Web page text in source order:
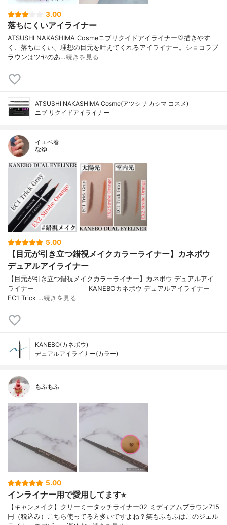
3.00
落ちにくいアイライナー
ATSUSHI NAKASHIMA Cosmeニブリクイドアイライナー♡描きやす
く、落ちにくい、理想の目元を叶えてくれるアイライナー。ショコラブ
ラウンはツヤのあ…続きを見る
ATSUSHI NAKASHIMA Cosme(アツシ ナカシマ コスメ)
ニブ リクイドアイライナー
イエベ春
なゆ
5.00
【目元が引き立つ錯視メイクカラーライナー】カネボウ
デュアルアイライナー
【目元が引き立つ錯視メイクカラーライナー】カネボウ デュアルアイ
ライナー────────────KANEBOカネボウ デュアルアイライナー
EC1 Trick …続きを見る
KANEBO(カネボウ)
デュアルアイライナー(カラー)
もふもふ
5.00
インライナー用で愛用してます⭐︎
【キャンメイク】クリーミータッチライナー02 ミディアムブラウン715
円（税込み）こちら使ってる方多いですよね？笑もふもふはこのジェル